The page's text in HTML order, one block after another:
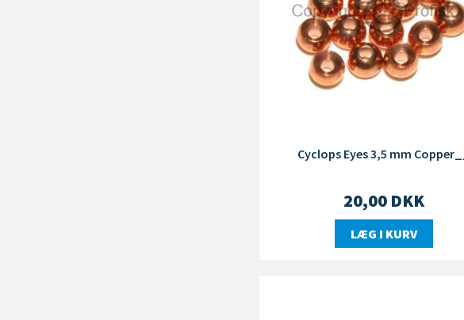
Cyclops Eyes 3,5 mm Copper__
20,00 DKK
LÆG I KURV